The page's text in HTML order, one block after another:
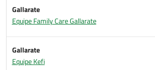
Gallarate
Equipe Family Care Gallarate
Gallarate
Equipe Kefi